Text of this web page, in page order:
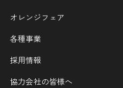
オレンジフェア
各種事業
採用情報
協力会社の皆様へ